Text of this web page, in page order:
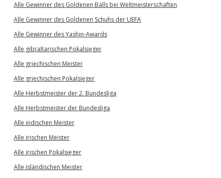
Alle Gewinner des Goldenen Balls bei Weltmeisterschaften
Alle Gewinner des Goldenen Schuhs der UEFA
Alle Gewinner des Yashin-Awards
Alle gibraltarischen Pokalsieger
Alle griechischen Meister
Alle griechischen Pokalsieger
Alle Herbstmeister der 2. Bundesliga
Alle Herbstmeister der Bundesliga
Alle indischen Meister
Alle irischen Meister
Alle irischen Pokalsieger
Alle isländischen Meister